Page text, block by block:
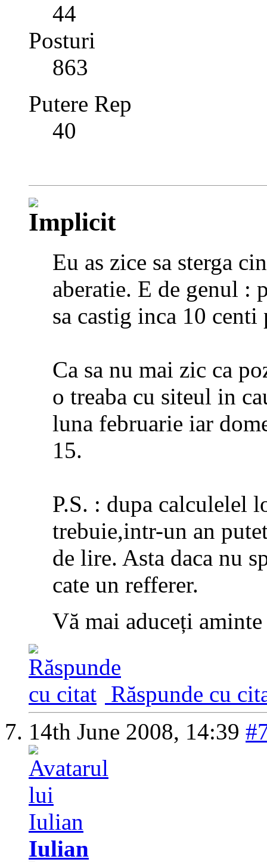
44
Posturi
863
Putere Rep
40
Eu as zice sa sterga
aberatie. E de genul :
sa castig inca 10 centi
Ca sa nu mai zic ca
o treaba cu siteul in
luna februarie iar
15.
P.S. : dupa calculelel
trebuie,intr-un an
de lire. Asta daca nu
cate un refferer.
Vă mai aduceți
Răspunde cu
14th June 2008, 14:39
Iulian